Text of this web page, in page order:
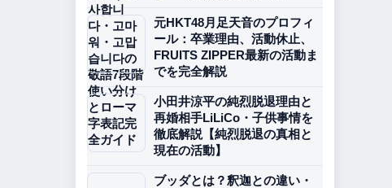
元HKT48月足天音のプロフィ
ール：卒業理由、活動休止、
FRUITS ZIPPER最新の活動ま
でを完全解説
小田井涼平の純烈脱退理由と
再婚相手LiLiCo・子供事情を
徹底解説【純烈脱退の真相と
現在の活動】
ブッダとは？釈迦との違い・